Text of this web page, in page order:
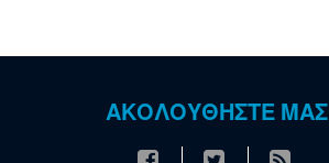
ΑΚΟΛΟΥΘΗΣΤΕ ΜΑΣ